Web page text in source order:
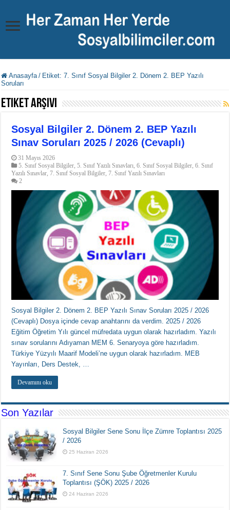
Anasayfa / Etiket:7. Sınıf Sosyal Bilgiler 2. Dönem 2. BEP Yazılı
Soruları
Etiket Arşivi
Sosyal Bilgiler 2. Dönem 2. BEP Yazılı
Sınav Soruları 2025 / 2026 (Cevaplı)
31 Mayıs 2026
5. Sınıf Sosyal Bilgiler ,5. Sınıf Yazılı Sınavları ,6. Sınıf Sosyal Bilgiler ,6. Sınıf
Yazılı Sınavlar ,7. Sınıf Sosyal Bilgiler ,7. Sınıf Yazılı Sınavları
2
Sosyal Bilgiler 2. Dönem 2. BEP Yazılı Sınav Soruları 2025 / 2026
(Cevaplı) Dosya içinde cevap anahtarını da verdim. 2025 / 2026
Eğitim Öğretim Yılı güncel müfredata uygun olarak hazırladım. Yazılı
sınav sorularını Adıyaman MEM 6. Senaryoya göre hazırladım.
Türkiye Yüzyılı Maarif Modeli’ne uygun olarak hazırladım. MEB
Yayınları, Ders Destek, …
Devamını oku
Son Yazılar
Sosyal Bilgiler Sene Sonu İlçe Zümre Toplantısı 2025
/ 2026
25 Haziran 2026
7. Sınıf Sene Sonu Şube Öğretmenler Kurulu
Toplantısı (ŞÖK) 2025 / 2026
24 Haziran 2026